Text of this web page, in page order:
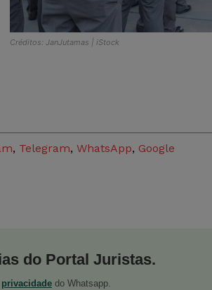
Créditos: JanJutamas | iStock
, Telegram, WhatsApp, Google
do Portal Juristas.
privacidade do Whatsapp.